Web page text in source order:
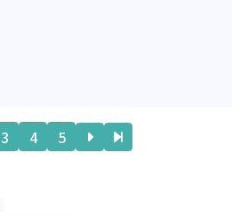
3 4 5